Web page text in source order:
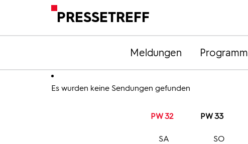
PRESSETREFF
Meldungen Programm
Es wurden keine Sendungen gefunden
PW 32 PW 33
SA SO